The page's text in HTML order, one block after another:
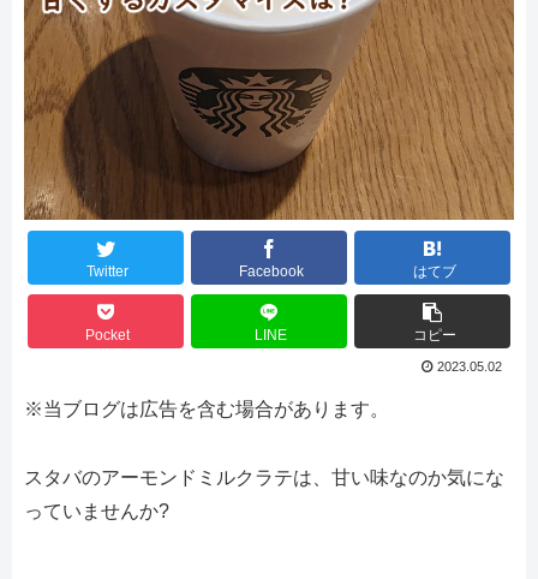
Twitter Facebook はてブ
Pocket LINE コピー
2023.05.02
※当ブログは広告を含む場合があります。
スタバのアーモンドミルクラテは、甘い味なのか気にな
っていませんか?